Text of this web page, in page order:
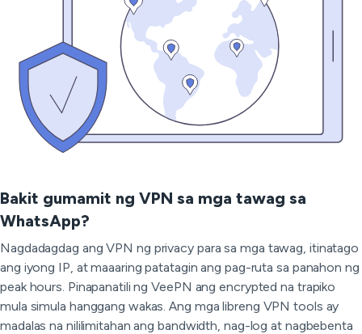
Bakit gumamit ng VPN sa mga tawag sa
WhatsApp?
Nagdadagdag ang VPN ng privacy para sa mga tawag, itinatago
ang iyong IP, at maaaring patatagin ang pag-ruta sa panahon ng
peak hours. Pinapanatili ng VeePN ang encrypted na trapiko
mula simula hanggang wakas. Ang mga libreng VPN tools ay
madalas na nililimitahan ang bandwidth, nag-log at nagbebenta